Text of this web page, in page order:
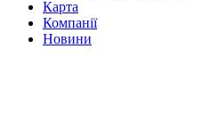
Карта
Компанії
Новини